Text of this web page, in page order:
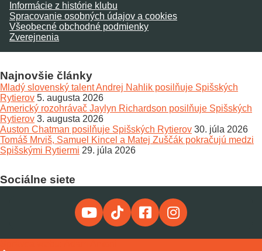
Informácie z histórie klubu
Spracovanie osobných údajov a cookies
Všeobecné obchodné podmienky
Zverejnenia
Najnovšie články
Mladý slovenský talent Andrej Nahlik posilňuje Spišských
Rytierov 5. augusta 2026
Americký rozohrávač Jaylyn Richardson posilňuje Spišských
Rytierov 3. augusta 2026
Auston Chatman posilňuje Spišských Rytierov 30. júla 2026
Tomáš Mrviš, Samuel Kincel a Matej Zuščák pokračujú medzi
Spišskými Rytiermi 29. júla 2026
Sociálne siete